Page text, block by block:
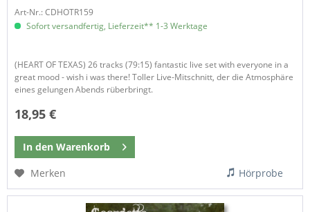
Art-Nr.: CDHOTR159
Sofort versandfertig, Lieferzeit** 1-3 Werktage
(HEART OF TEXAS) 26 tracks (79:15) fantastic live set with everyone in a
great mood - wish i was there! Toller Live-Mitschnitt, der die Atmosphäre
eines gelungen Abends rüberbringt.
18,95 €
In den Warenkorb
Merken
Hörprobe